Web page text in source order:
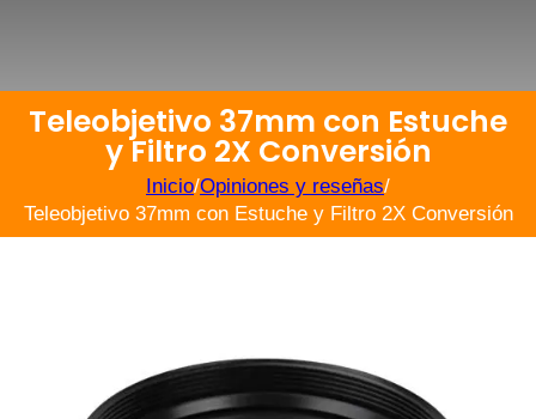
Teleobjetivo 37mm con Estuche
y Filtro 2X Conversión
Inicio/Opiniones y reseñas/
Teleobjetivo 37mm con Estuche y Filtro 2X Conversión